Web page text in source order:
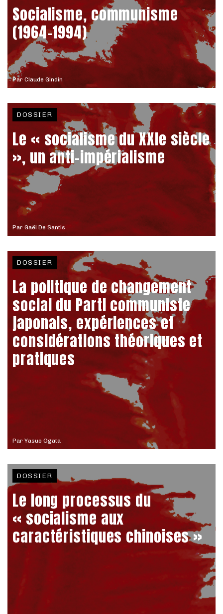
Par Claude Gindin
Socialisme, communisme
(1964-1994)
Par Gaël De Santis
DOSSIER
Le « socialisme du XXIe siècle
», un anti-impérialisme
Par Yasuo Ogata
DOSSIER
La politique de changement
social du Parti communiste
japonais, expériences et
considérations théoriques et
pratiques
DOSSIER
Le long processus du
« socialisme aux
caractéristiques chinoises »